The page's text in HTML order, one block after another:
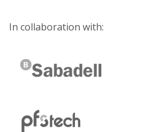
In collaboration with: